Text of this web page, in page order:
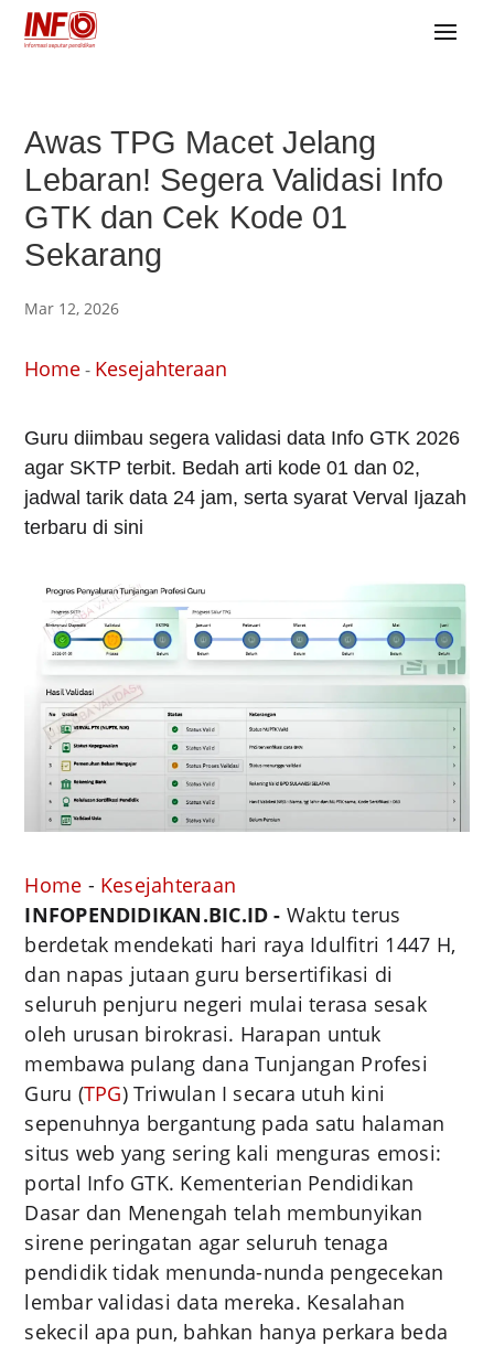
Awas TPG Macet Jelang
Lebaran! Segera Validasi Info
GTK dan Cek Kode 01
Sekarang
Mar 12, 2026
Home- Kesejahteraan
Guru diimbau segera validasi data Info GTK 2026
agar SKTP terbit. Bedah arti kode 01 dan 02,
jadwal tarik data 24 jam, serta syarat Verval Ijazah
terbaru di sini
Home - Kesejahteraan
INFOPENDIDIKAN.BIC.ID - Waktu terus
berdetak mendekati hari raya Idulfitri 1447 H,
dan napas jutaan guru bersertifikasi di
seluruh penjuru negeri mulai terasa sesak
oleh urusan birokrasi. Harapan untuk
membawa pulang dana Tunjangan Profesi
Guru (TPG) Triwulan I secara utuh kini
sepenuhnya bergantung pada satu halaman
situs web yang sering kali menguras emosi:
portal Info GTK. Kementerian Pendidikan
Dasar dan Menengah telah membunyikan
sirene peringatan agar seluruh tenaga
pendidik tidak menunda-nunda pengecekan
lembar validasi data mereka. Kesalahan
sekecil apa pun, bahkan hanya perkara beda